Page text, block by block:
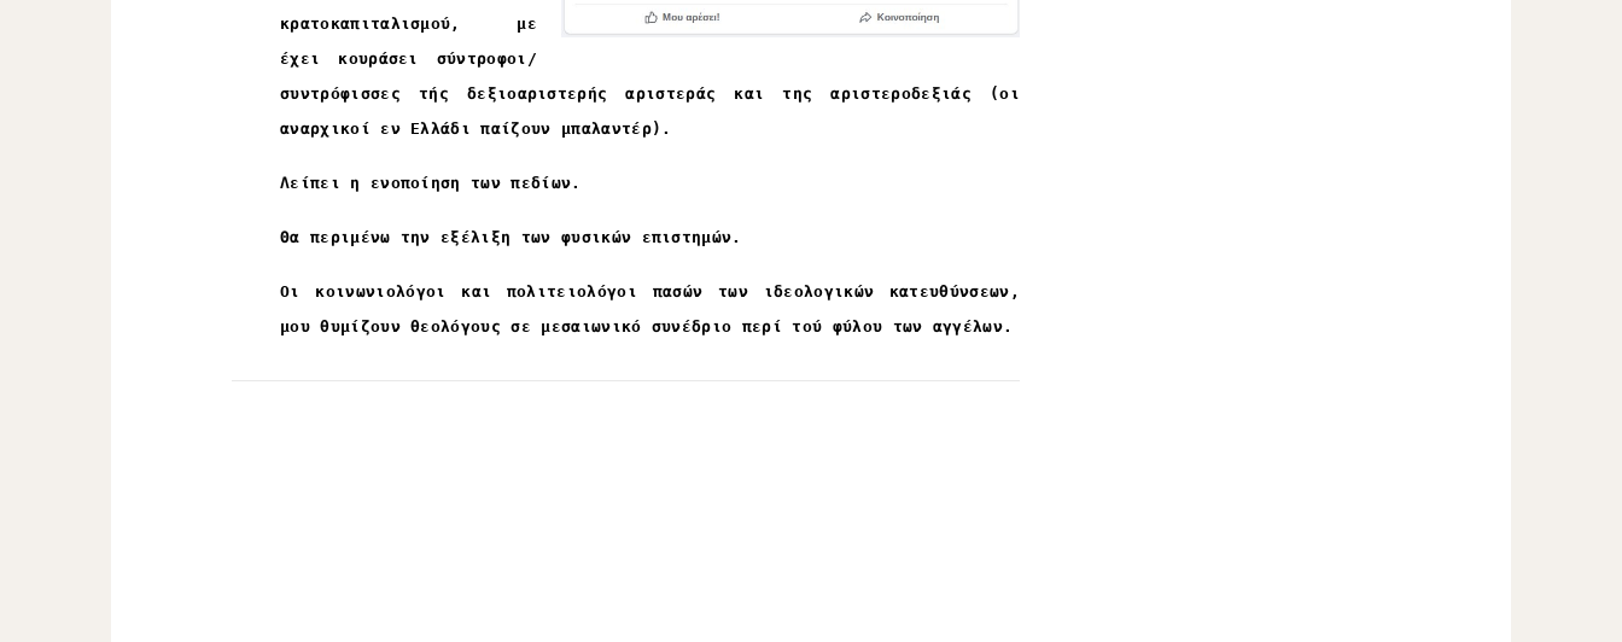
κρατοκαπιταλισμού, με
έχει κουράσει σύντροφοι/
συντρόφισσες τής δεξιοαριστερής αριστεράς και της αριστεροδεξιάς (οι
αναρχικοί εν Ελλάδι παίζουν μπαλαντέρ).
Λείπει η ενοποίηση των πεδίων.
Θα περιμένω την εξέλιξη των φυσικών επιστημών.
Οι κοινωνιολόγοι και πολιτειολόγοι πασών των ιδεολογικών κατευθύνσεων,
μου θυμίζουν θεολόγους σε μεσαιωνικό συνέδριο περί τού φύλου των αγγέλων.